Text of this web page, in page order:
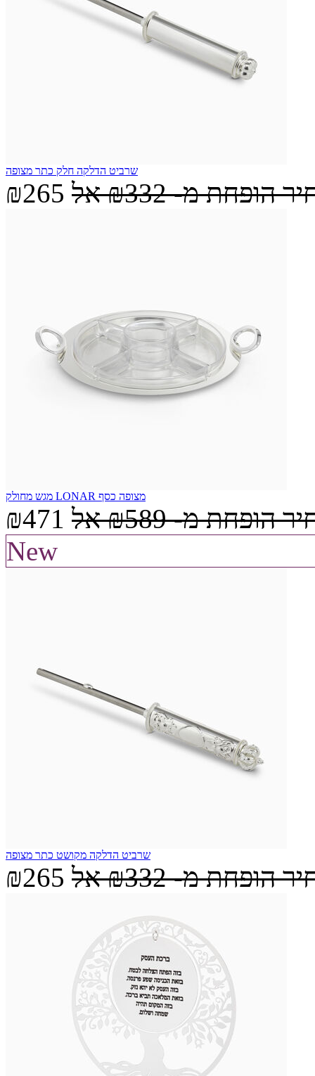
שרביט הדלקה חלק כתר מצופה
₪265 הופחת מ-₪332 אל
מגש מחולק LONAR מצופה כסף
₪471 הופחת מ-₪589 אל
New
שרביט הדלקה מקושט כתר מצופה
₪265 הופחת מ-₪332 אל